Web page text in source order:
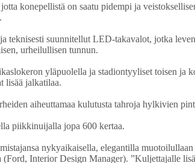
konepellistä on saatu pidempi ja
suunnitellut LED-takavalot, jotka
urheilullisen tunnun.
yläpuolella ja stadiontyyliset toisen ja
lisää jalkatilaa.
aiheuttamaa kulutusta tahroja hylkivien
piikkinuijalla jopa 600 kertaa.
nykyaikaisella, elegantilla muotoilullaan
(Ford, Interior Design Manager). ”Kuljettajalle